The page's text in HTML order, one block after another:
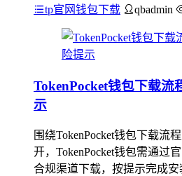
tp官网钱包下载 qbadmin
TokenPocket钱包下载流
示
围绕TokenPocket钱包下载流
开，TokenPocket钱包需通过
合规渠道下载，按提示完成